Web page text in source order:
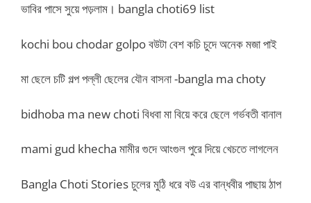
ভাবির পাসে সুয়ে পড়লাম। bangla choti69 list
kochi bou chodar golpo বউটা বেশ কচি চুদে অনেক মজা পাই
মা ছেলে চটি গল্প পল্লী ছেলের যৌন বাসনা -bangla ma choty
bidhoba ma new choti বিধবা মা বিয়ে করে ছেলে গর্ভবতী বানাল
mami gud khecha মামীর গুদে আংগুল পুরে দিয়ে খেচতে লাগলেন
Bangla Choti Stories চুলের মুঠি ধরে বউ এর বান্ধবীর পাছায় ঠাপ